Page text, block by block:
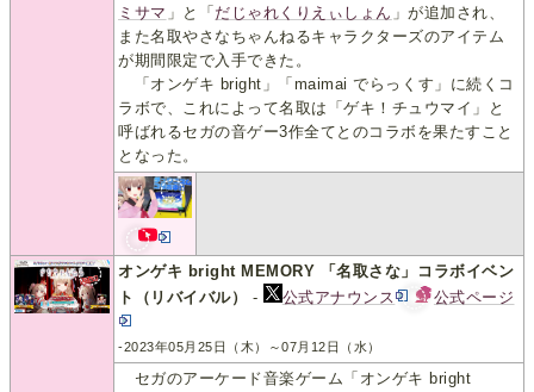
ミサマ 」と「 だじゃれくりえぃしょん 」が追加され、
また名取やさなちゃんねるキャラクターズのアイテム
が期間限定で入手できた。
「オンゲキ bright」「maimai でらっくす」に続くコ
ラボで、これによって名取は「ゲキ！チュウマイ」と
呼ばれるセガの音ゲー3作全てとのコラボを果たすこと
となった。
オンゲキ bright MEMORY 「名取さな」コラボイベン
ト（リバイバル）
- 公式アナウンス 公式ページ
-2023年05月25日（木）～07月12日（水）
セガのアーケード音楽ゲーム「オンゲキ bright